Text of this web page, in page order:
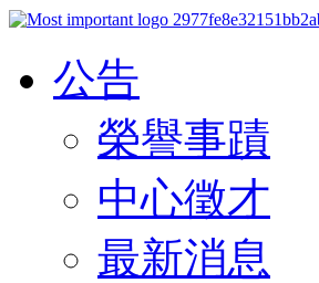
公告
榮譽事蹟
中心徵才
最新消息